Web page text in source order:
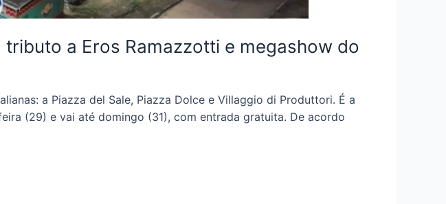
a Eros Ramazzotti e megashow do
a Piazza del Sale, Piazza Dolce e Villaggio di Produttori. É a
(29) e vai até domingo (31), com entrada gratuita. De acordo